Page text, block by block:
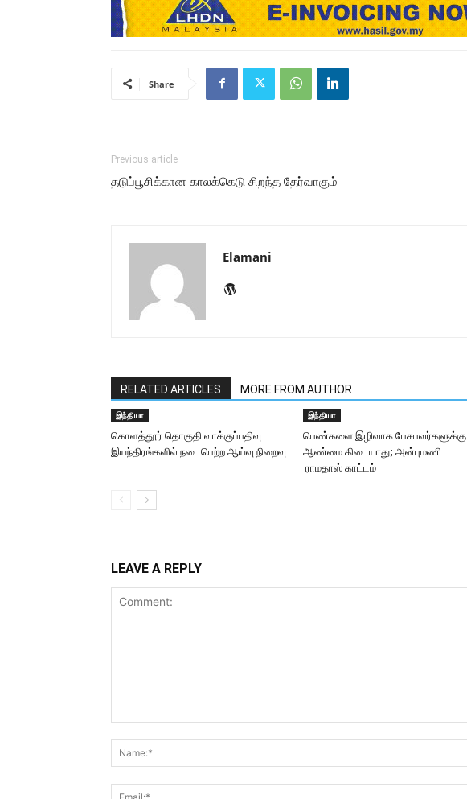
Share
Previous article
தடுப்பூசிக்கான காலக்கெடு சிறந்த தேர்வாகும்
Elamani
RELATED ARTICLES MORE FROM AUTHOR
இந்தியா
கொளத்தூர் தொகுதி வாக்குப்பதிவு
இயந்திரங்களில் நடைபெற்ற ஆய்வு நிறைவு
இந்தியா
பெண்களை இழிவாக பேசுபவர்களுக்கு
ஆண்மை கிடையாது; அன்புமணி
ராமதாஸ் காட்டம்
LEAVE A REPLY